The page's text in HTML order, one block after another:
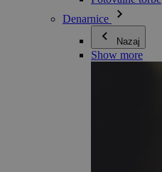
Denarnice
Nazaj
Show more